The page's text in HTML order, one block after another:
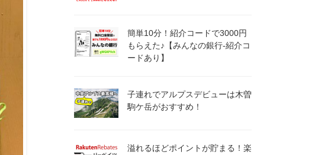
簡単10分！紹介コードで3000円
もらえた♪【みんなの銀行-紹介コ
ードあり】
子連れでアルプスデビューは木曽
駒ケ岳がおすすめ！
溢れるほどポイントが貯まる！楽